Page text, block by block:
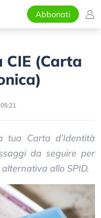
Abbonati
CIE (Carta
Carta d’Identità
da seguire per
allo SPID.